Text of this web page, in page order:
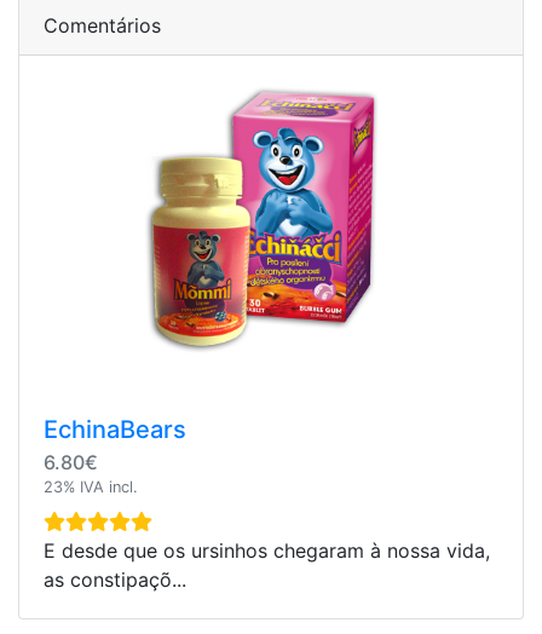
Comentários
EchinaBears
6.80€
23% IVA incl.
E desde que os ursinhos chegaram à nossa vida,
as constipaçõ...